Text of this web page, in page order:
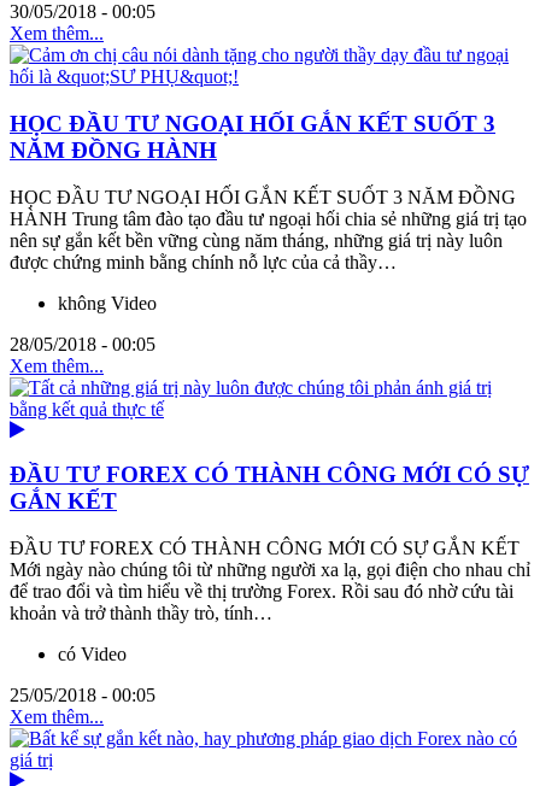
30/05/2018 - 00:05
Xem thêm...
HỌC ĐẦU TƯ NGOẠI HỐI GẮN KẾT SUỐT 3
NĂM ĐỒNG HÀNH
HỌC ĐẦU TƯ NGOẠI HỐI GẮN KẾT SUỐT 3 NĂM ĐỒNG
HÀNH Trung tâm đào tạo đầu tư ngoại hối chia sẻ những giá trị tạo
nên sự gắn kết bền vững cùng năm tháng, những giá trị này luôn
được chứng minh bằng chính nỗ lực của cả thầy…
không Video
28/05/2018 - 00:05
Xem thêm...
ĐẦU TƯ FOREX CÓ THÀNH CÔNG MỚI CÓ SỰ
GẮN KẾT
ĐẦU TƯ FOREX CÓ THÀNH CÔNG MỚI CÓ SỰ GẮN KẾT
Mới ngày nào chúng tôi từ những người xa lạ, gọi điện cho nhau chỉ
để trao đổi và tìm hiểu về thị trường Forex. Rồi sau đó nhờ cứu tài
khoản và trở thành thầy trò, tính…
có Video
25/05/2018 - 00:05
Xem thêm...